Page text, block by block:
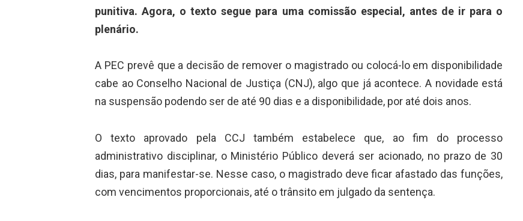
punitiva. Agora, o texto segue para uma comissão especial, antes de ir para o
plenário.
A PEC prevê que a decisão de remover o magistrado ou colocá-lo em disponibilidade
cabe ao Conselho Nacional de Justiça (CNJ), algo que já acontece. A novidade está
na suspensão podendo ser de até 90 dias e a disponibilidade, por até dois anos.
O texto aprovado pela CCJ também estabelece que, ao fim do processo
administrativo disciplinar, o Ministério Público deverá ser acionado, no prazo de 30
dias, para manifestar-se. Nesse caso, o magistrado deve ficar afastado das funções,
com vencimentos proporcionais, até o trânsito em julgado da sentença.